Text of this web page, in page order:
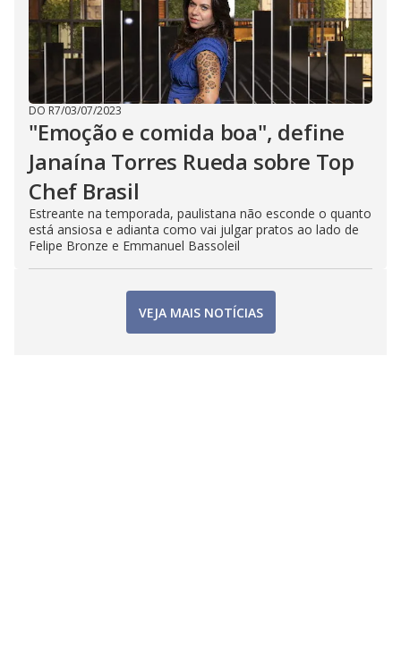
DO R7/03/07/2023
"Emoção e comida boa", define
Janaína Torres Rueda sobre Top
Chef Brasil
Estreante na temporada, paulistana não esconde o quanto
está ansiosa e adianta como vai julgar pratos ao lado de
Felipe Bronze e Emmanuel Bassoleil
VEJA MAIS NOTÍCIAS